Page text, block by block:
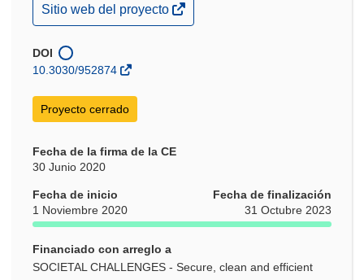
(se
abrirá
una
nueva
Sitio web del proyecto
DOI
10.3030/952874
Proyecto cerrado
Fecha de la firma de la CE
30 Junio 2020
Fecha de inicio
1 Noviembre 2020
Fecha de finalización
31 Octubre 2023
Financiado con arreglo a
SOCIETAL CHALLENGES - Secure, clean and efficient